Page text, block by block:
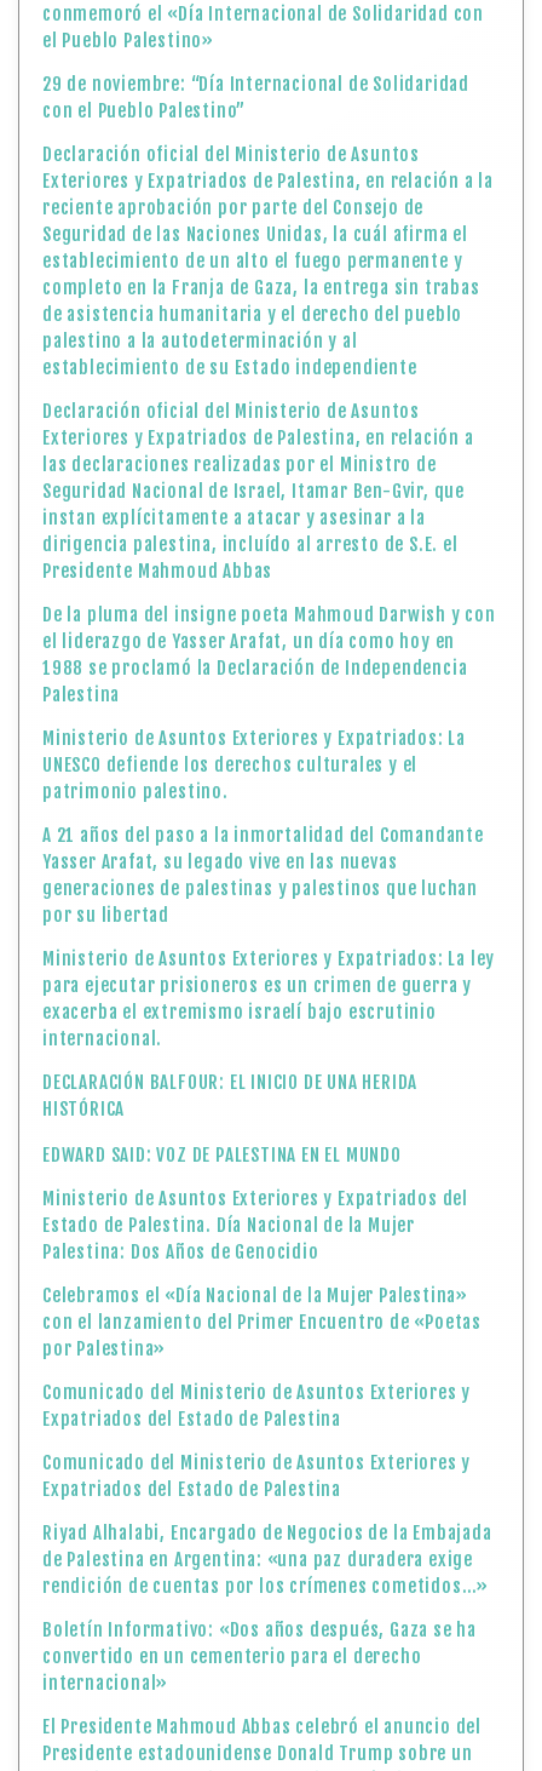
conmemoró el «Día Internacional de Solidaridad con
el Pueblo Palestino»
29 de noviembre: “Día Internacional de Solidaridad
con el Pueblo Palestino”
Declaración oficial del Ministerio de Asuntos
Exteriores y Expatriados de Palestina, en relación a la
reciente aprobación por parte del Consejo de
Seguridad de las Naciones Unidas, la cuál afirma el
establecimiento de un alto el fuego permanente y
completo en la Franja de Gaza, la entrega sin trabas
de asistencia humanitaria y el derecho del pueblo
palestino a la autodeterminación y al
establecimiento de su Estado independiente
Declaración oficial del Ministerio de Asuntos
Exteriores y Expatriados de Palestina, en relación a
las declaraciones realizadas por el Ministro de
Seguridad Nacional de Israel, Itamar Ben-Gvir, que
instan explícitamente a atacar y asesinar a la
dirigencia palestina, incluído al arresto de S.E. el
Presidente Mahmoud Abbas
De la pluma del insigne poeta Mahmoud Darwish y con
el liderazgo de Yasser Arafat, un día como hoy en
1988 se proclamó la Declaración de Independencia
Palestina
Ministerio de Asuntos Exteriores y Expatriados: La
UNESCO defiende los derechos culturales y el
patrimonio palestino.
A 21 años del paso a la inmortalidad del Comandante
Yasser Arafat, su legado vive en las nuevas
generaciones de palestinas y palestinos que luchan
por su libertad
Ministerio de Asuntos Exteriores y Expatriados: La ley
para ejecutar prisioneros es un crimen de guerra y
exacerba el extremismo israelí bajo escrutinio
internacional.
DECLARACIÓN BALFOUR: EL INICIO DE UNA HERIDA
HISTÓRICA
EDWARD SAID: VOZ DE PALESTINA EN EL MUNDO
Ministerio de Asuntos Exteriores y Expatriados del
Estado de Palestina. Día Nacional de la Mujer
Palestina: Dos Años de Genocidio
Celebramos el «Día Nacional de la Mujer Palestina»
con el lanzamiento del Primer Encuentro de «Poetas
por Palestina»
Comunicado del Ministerio de Asuntos Exteriores y
Expatriados del Estado de Palestina
Comunicado del Ministerio de Asuntos Exteriores y
Expatriados del Estado de Palestina
Riyad Alhalabi, Encargado de Negocios de la Embajada
de Palestina en Argentina: «una paz duradera exige
rendición de cuentas por los crímenes cometidos…»
Boletín Informativo: «Dos años después, Gaza se ha
convertido en un cementerio para el derecho
internacional»
El Presidente Mahmoud Abbas celebró el anuncio del
Presidente estadounidense Donald Trump sobre un